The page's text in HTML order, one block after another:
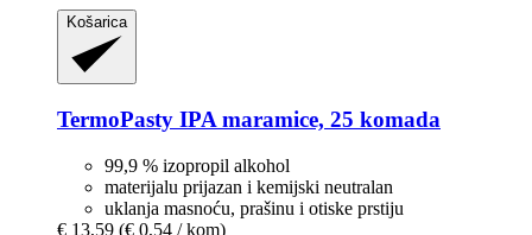
Košarica
TermoPasty IPA maramice, 25 komada
99,9 % izopropil alkohol
materijalu prijazan i kemijski neutralan
uklanja masnoću, prašinu i otiske prstiju
€ 13,59 (€ 0,54 / kom)